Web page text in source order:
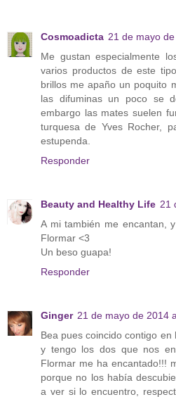
Cosmoadicta 21 de mayo
Me gustan especialmente
varios productos de este
brillos me apaño un poquito
las difuminas un poco se
embargo las mates suelen
turquesa de Yves Rocher,
estupenda.
Responder
Beauty and Healthy Life 21
A mi también me encantan,
Flormar <3
Un beso guapa!
Responder
Ginger 21 de mayo de 2014
Bea pues coincido contigo
y tengo los dos que nos
Flormar me ha encantado!!!
porque no los había
a ver si lo encuentro,